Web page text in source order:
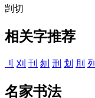
剀切
相关字推荐
刂 刈 刊 刎 刑 划 刖 列
名家书法